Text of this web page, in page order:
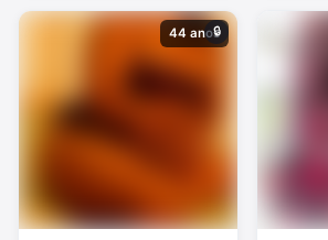
44 anos
🔒